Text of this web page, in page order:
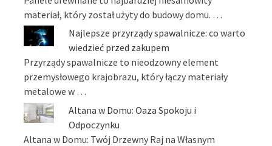
materiał, który został użyty do budowy domu. …
Najlepsze przyrządy spawalnicze: co warto
wiedzieć przed zakupem
Przyrządy spawalnicze to nieodzowny element
przemysłowego krajobrazu, który łączy materiały
metalowe w …
Altana w Domu: Oaza Spokoju i
Odpoczynku
Altana w Domu: Twój Drzewny Raj na Własnym